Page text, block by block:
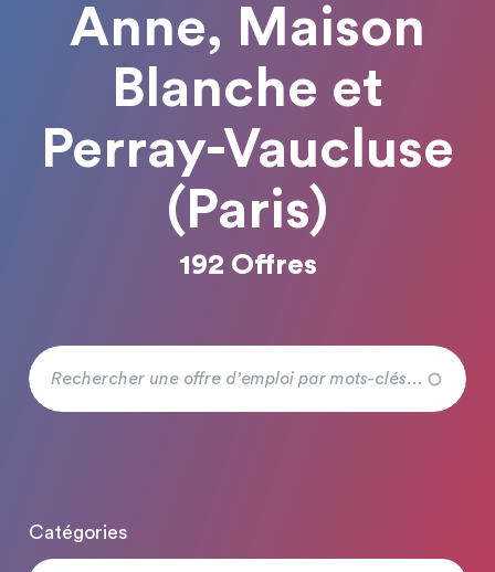
Anne, Maison
Blanche et
Perray-Vaucluse
(Paris)
192 Offres
Catégories